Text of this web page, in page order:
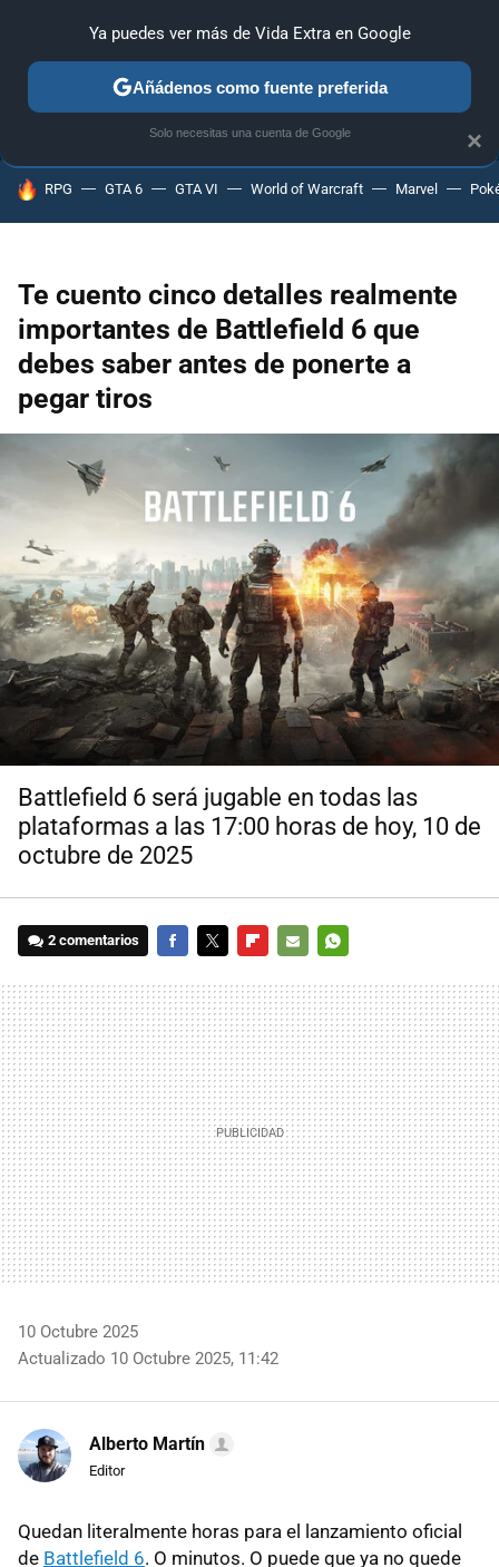
ANÁLISIS GUÍAS Y TRUCOS PC SONY NINTENDO
HOY SE HABLA DE
RPG GTA 6 GTA VI World of Warcraft Marvel
Te cuento cinco detalles realmente
importantes de Battlefield 6 que
debes saber antes de ponerte a
pegar tiros
Battlefield 6 será jugable en todas las
plataformas a las 17:00 horas de hoy, 10 de
octubre de 2025
2 comentarios
MAIL
10 Octubre 2025
Actualizado 10 Octubre 2025, 11:42
Alberto Martín
Editor
Quedan literalmente horas para el lanzamiento oficial
de Battlefield 6. O minutos. O puede que ya no quede
×
Ya puedes ver más de Vida Extra en Google
Añádenos como fuente preferida
Solo necesitas una cuenta de Google